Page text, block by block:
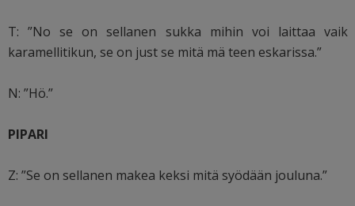
T: ”No se on sellanen sukka mihin voi laittaa vaik
karamellitikun, se on just se mitä mä teen eskarissa.”
N: ”Hö.”
PIPARI
Z: ”Se on sellanen makea keksi mitä syödään jouluna.”